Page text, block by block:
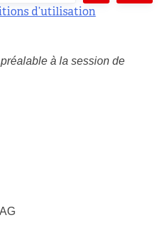
d’utilisation
à la session de